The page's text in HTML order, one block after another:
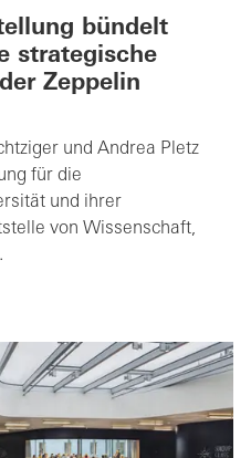
bündelt
strategische
Zeppelin
und Andrea Pletz
für die
und ihrer
von Wissenschaft,